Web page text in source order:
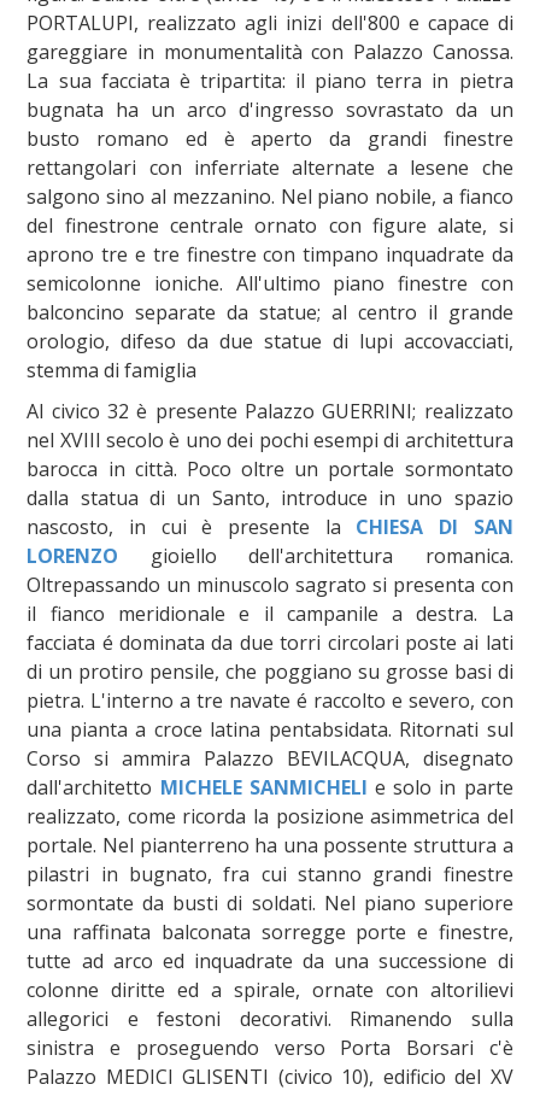
PORTALUPI, realizzato agli inizi dell'800 e capace di
gareggiare in monumentalità con Palazzo Canossa.
La sua facciata è tripartita: il piano terra in pietra
bugnata ha un arco d'ingresso sovrastato da un
busto romano ed è aperto da grandi finestre
rettangolari con inferriate alternate a lesene che
salgono sino al mezzanino. Nel piano nobile, a fianco
del finestrone centrale ornato con figure alate, si
aprono tre e tre finestre con timpano inquadrate da
semicolonne ioniche. All'ultimo piano finestre con
balconcino separate da statue; al centro il grande
orologio, difeso da due statue di lupi accovacciati,
stemma di famiglia
Al civico 32 è presente Palazzo GUERRINI; realizzato
nel XVIII secolo è uno dei pochi esempi di architettura
barocca in città. Poco oltre un portale sormontato
dalla statua di un Santo, introduce in uno spazio
nascosto, in cui è presente la CHIESA DI SAN
LORENZO gioiello dell'architettura romanica.
Oltrepassando un minuscolo sagrato si presenta con
il fianco meridionale e il campanile a destra. La
facciata é dominata da due torri circolari poste ai lati
di un protiro pensile, che poggiano su grosse basi di
pietra. L'interno a tre navate é raccolto e severo, con
una pianta a croce latina pentabsidata. Ritornati sul
Corso si ammira Palazzo BEVILACQUA, disegnato
dall'architetto MICHELE SANMICHELI e solo in parte
realizzato, come ricorda la posizione asimmetrica del
portale. Nel pianterreno ha una possente struttura a
pilastri in bugnato, fra cui stanno grandi finestre
sormontate da busti di soldati. Nel piano superiore
una raffinata balconata sorregge porte e finestre,
tutte ad arco ed inquadrate da una successione di
colonne diritte ed a spirale, ornate con altorilievi
allegorici e festoni decorativi. Rimanendo sulla
sinistra e proseguendo verso Porta Borsari c'è
Palazzo MEDICI GLISENTI (civico 10), edificio del XV